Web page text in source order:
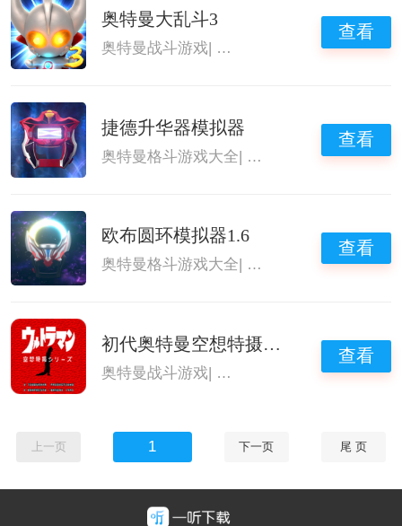
奥特曼大乱斗3
奥特曼战斗游戏 奥特曼格斗游戏大全|奥特
查看
捷德升华器模拟器
奥特曼格斗游戏大全| 能变身奥特曼的游戏|
查看
欧布圆环模拟器1.6
奥特曼格斗游戏大全 能变身奥特曼的游戏|
查看
初代奥特曼空想特摄免费版
奥特曼战斗游戏| 奥特曼格斗游戏大全
查看
上一页 1 下一页 尾 页